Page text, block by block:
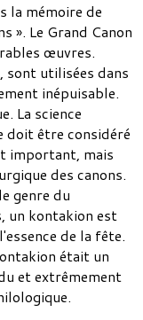
la mémoire de
». Le Grand Canon
œuvres.
sont utilisées dans
inépuisable.
La science
doit être considéré
important, mais
des canons.
genre du
un kontakion est
de la fête.
était un
et extrêmement